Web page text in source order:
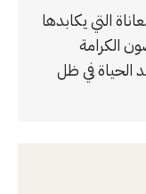
التي يكابدها
الكرامة
الحياة في ظل